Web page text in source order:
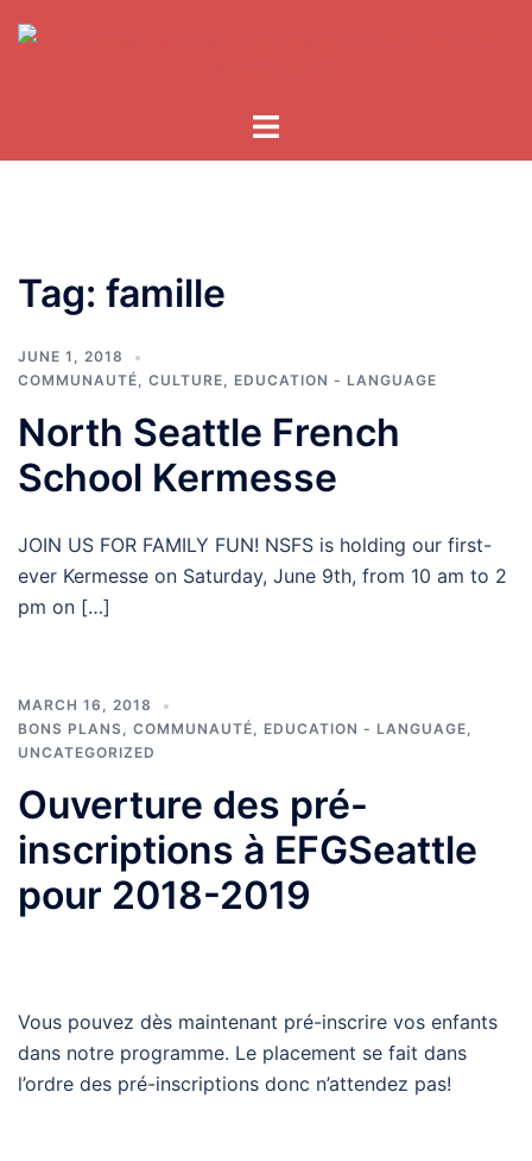
Tag: famille
JUNE 1, 2018
COMMUNAUTÉ, CULTURE, EDUCATION - LANGUAGE
North Seattle French
School Kermesse
JOIN US FOR FAMILY FUN! NSFS is holding our first-
ever Kermesse on Saturday, June 9th, from 10 am to 2
pm on […]
MARCH 16, 2018
BONS PLANS, COMMUNAUTÉ, EDUCATION - LANGUAGE,
UNCATEGORIZED
Ouverture des pré-
inscriptions à EFGSeattle
pour 2018-2019
Vous pouvez dès maintenant pré-inscrire vos enfants
dans notre programme. Le placement se fait dans
l’ordre des pré-inscriptions donc n’attendez pas!